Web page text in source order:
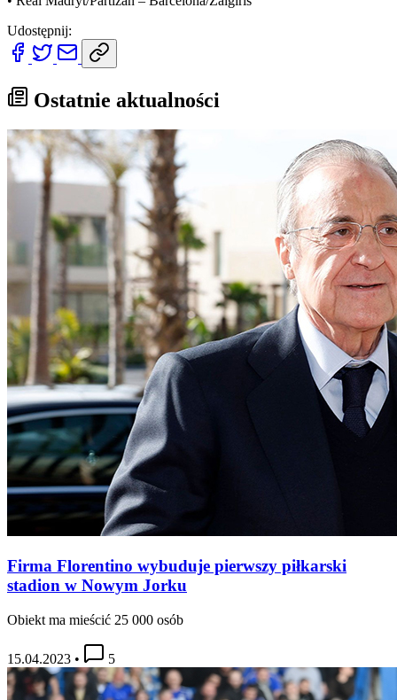
Udostępnij:
Ostatnie aktualności
Firma Florentino wybuduje pierwszy piłkarski
stadion w Nowym Jorku
Obiekt ma mieścić 25 000 osób
15.04.2023 • 5